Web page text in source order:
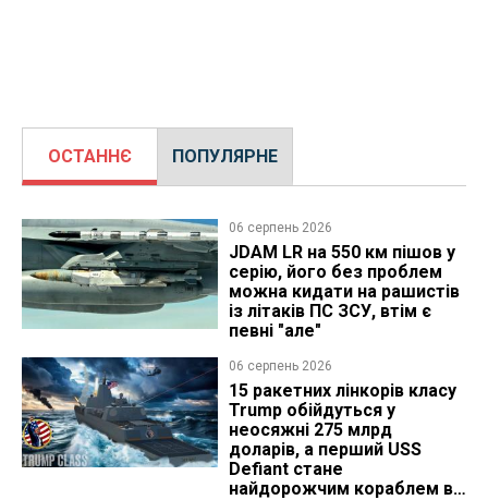
ОСТАННЄ ПОПУЛЯРНЕ
06 серпень 2026
JDAM LR на 550 км пішов у
серію, його без проблем
можна кидати на рашистів
із літаків ПС ЗСУ, втім є
певні "але"
06 серпень 2026
15 ракетних лінкорів класу
Trump обійдуться у
неосяжні 275 млрд
доларів, а перший USS
Defiant стане
найдорожчим кораблем в